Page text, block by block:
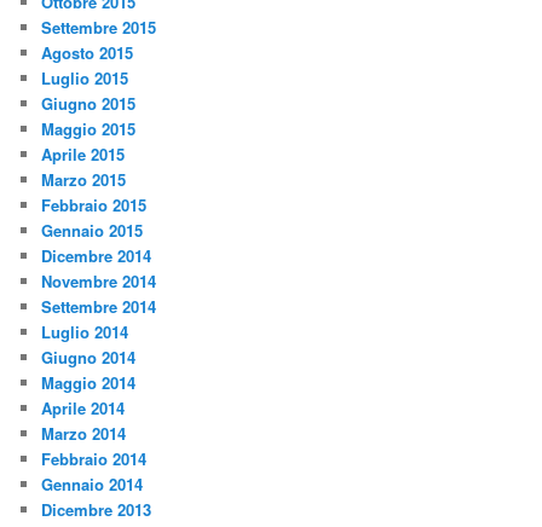
Settembre 2015
Agosto 2015
Luglio 2015
Giugno 2015
Maggio 2015
Aprile 2015
Marzo 2015
Febbraio 2015
Gennaio 2015
Dicembre 2014
Novembre 2014
Settembre 2014
Luglio 2014
Giugno 2014
Maggio 2014
Aprile 2014
Marzo 2014
Febbraio 2014
Gennaio 2014
Dicembre 2013